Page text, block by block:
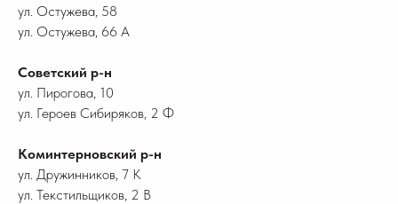
ул. Остужева, 58
ул. Остужева, 66 А
Советский р-н
ул. Пирогова, 10
ул. Героев Сибиряков, 2 Ф
Коминтерновский р-н
ул. Дружинников, 7 К
ул. Текстильщиков, 2 В